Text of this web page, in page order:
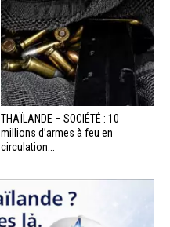
THAÏLANDE – SOCIÉTÉ : 10
millions d’armes à feu en
circulation...